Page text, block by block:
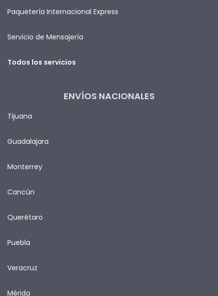
Paquetería Internacional Express
Servicio de Mensajería
Todos los servicios
ENVÍOS NACIONALES
Tijuana
Guadalajara
Monterrey
Cancún
Querétaro
Puebla
Veracruz
Mérida